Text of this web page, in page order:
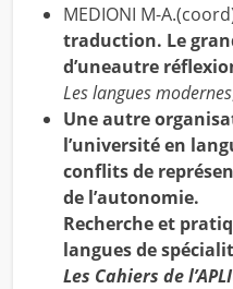
MEDIONI M-
traduction. Le
d’uneautre
Les langues modernes
Une autre
l’université en
conflits de
de l’autonomie.
Recherche et
langues de
Les Cahiers de